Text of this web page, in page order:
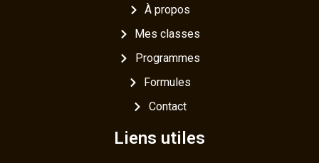
À propos
Mes classes
Programmes
Formules
Contact
Liens utiles